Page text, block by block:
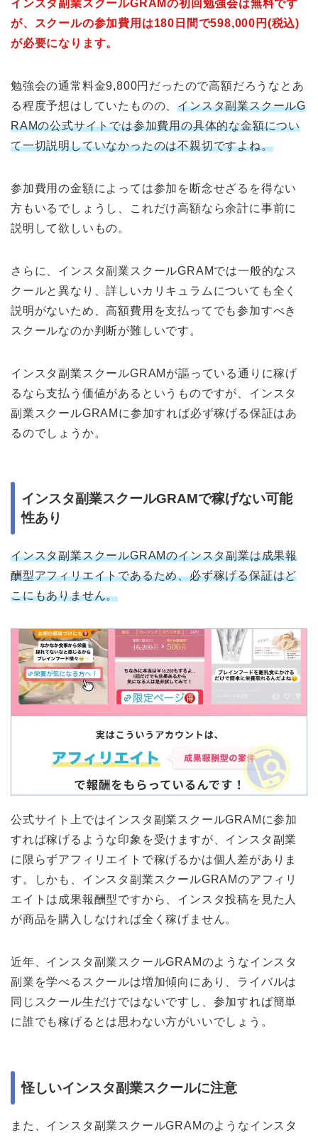
インスタ副業スクールGRAMの初回勉強会は無料です
が、スクールの参加費用は180日間で598,000円(税込)
が必要になります。
勉強会の通常料金9,800円だったので高額だろうなとあ
る程度予想はしていたものの、インスタ副業スクールG
RAMの公式サイトでは参加費用の具体的な金額につい
て一切説明していなかったのは不親切ですよね。
参加費用の金額によっては参加を断念せざるを得ない
方もいるでしょうし、これだけ高額なら余計に事前に
説明して欲しいもの。
さらに、インスタ副業スクールGRAMでは一般的なス
クールと異なり、詳しいカリキュラムについても全く
説明がないため、高額費用を支払ってでも参加すべき
スクールなのか判断が難しいです。
インスタ副業スクールGRAMが謳っている通りに稼げ
るなら支払う価値があるというものですが、インスタ
副業スクールGRAMに参加すれば必ず稼げる保証はあ
るのでしょうか。
インスタ副業スクールGRAMで稼げない可能
性あり
インスタ副業スクールGRAMのインスタ副業は成果報
酬型アフィリエイトであるため、必ず稼げる保証はど
こにもありません。
公式サイト上ではインスタ副業スクールGRAMに参加
すれば稼げるような印象を受けますが、インスタ副業
に限らずアフィリエイトで稼げるかは個人差がありま
す。しかも、インスタ副業スクールGRAMのアフィリ
エイトは成果報酬型ですから、インスタ投稿を見た人
が商品を購入しなければ全く稼げません。
近年、インスタ副業スクールGRAMのようなインスタ
副業を学べるスクールは増加傾向にあり、ライバルは
同じスクール生だけではないですし、参加すれば簡単
に誰でも稼げるとは思わない方がいいでしょう。
怪しいインスタ副業スクールに注意
また、インスタ副業スクールGRAMのようなインスタ